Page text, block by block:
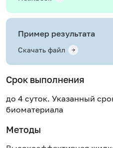
Пример результата
Скачать файл
Срок выполнения
до 4 суток. Указанный
биоматериала
Методы